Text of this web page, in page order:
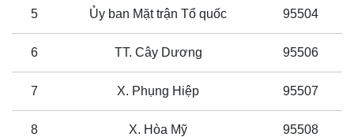
5 Ủy ban Mặt trận Tổ quốc 95504
6 TT. Cây Dương 95506
7 X. Phụng Hiệp 95507
8 X. Hòa Mỹ 95508